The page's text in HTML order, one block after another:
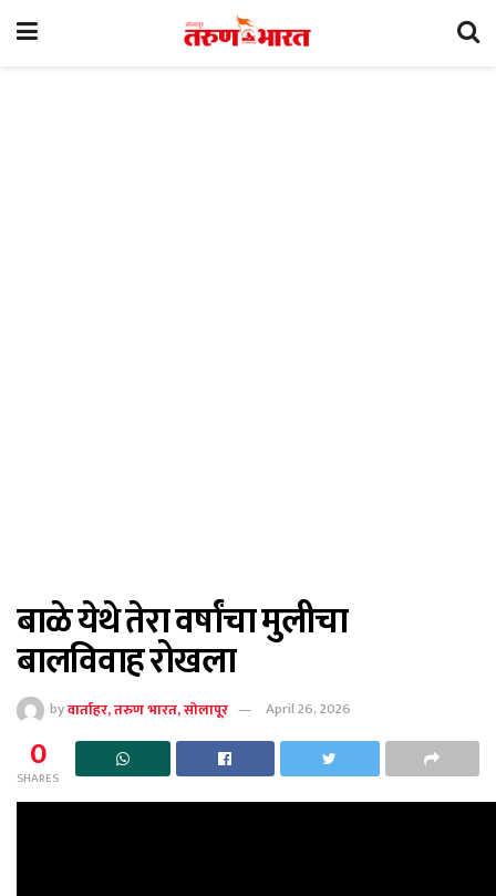
बाळे येथे तेरा वर्षांचा मुलीचा
बालविवाह रोखला
byवार्ताहर, तरुण भारत, सोलापूर April 26, 2026
0
SHARES